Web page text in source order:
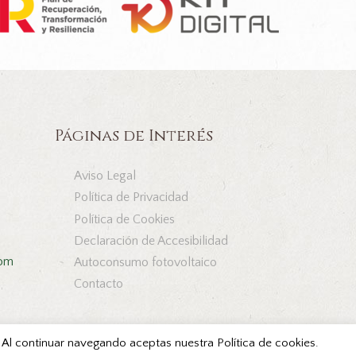
Páginas de Interés
Aviso Legal
Política de Privacidad
Política de Cookies
Declaración de Accesibilidad
Autoconsumo fotovoltaico
Contacto
continuar navegando aceptas nuestra Política de cookies.